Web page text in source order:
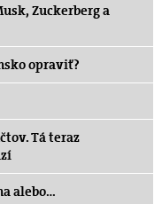
Zuckerberg a
opraviť?
Tá teraz
alebo…